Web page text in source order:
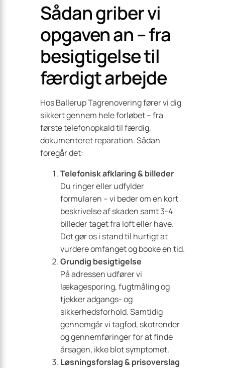
Sådan griber vi
opgaven an – fra
besigtigelse til
færdigt arbejde
Hos Ballerup Tagrenovering fører vi dig
sikkert gennem hele forløbet – fra
første telefonopkald til færdig,
dokumenteret reparation. Sådan
foregår det:
Telefonisk afklaring & billeder
Du ringer eller udfylder
formularen – vi beder om en kort
beskrivelse af skaden samt 3-4
billeder taget fra loft eller have.
Det gør os i stand til hurtigt at
vurdere omfanget og booke en tid.
Grundig besigtigelse
På adressen udfører vi
lækagesporing, fugtmåling og
tjekker adgangs- og
sikkerhedsforhold. Samtidig
gennemgår vi tagfod, skotrender
og gennemføringer for at finde
årsagen, ikke blot symptomet.
Løsningsforslag & prisoverslag